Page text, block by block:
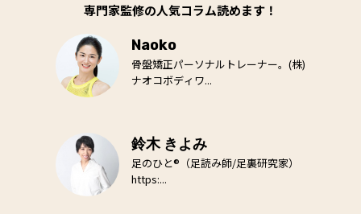
専門家監修の人気コラム読めます！
Naoko
骨盤矯正パーソナルトレーナー。(株)
ナオコボディワ...
鈴木 きよみ
足のひと®（足読み師/足裏研究家）
https:...